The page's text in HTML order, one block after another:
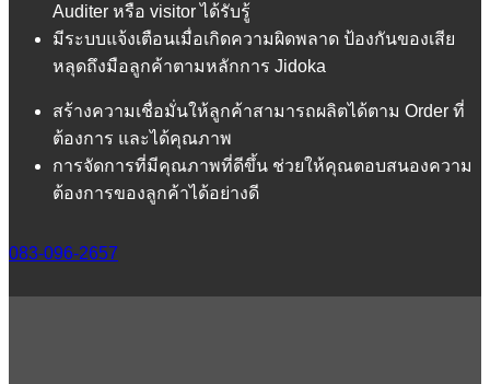
Auditer หรือ visitor ได้รับรู้
มีระบบแจ้งเตือนเมื่อเกิดความผิดพลาด ป้องกันของเสีย
หลุดถึงมือลูกค้าตามหลักการ Jidoka
สร้างความเชื่อมั่นให้ลูกค้าสามารถผลิตได้ตาม Order ที่
ต้องการ และได้คุณภาพ
การจัดการที่มีคุณภาพที่ดีขึ้น ช่วยให้คุณตอบสนองความ
ต้องการของลูกค้าได้อย่างดี
083-096-2657